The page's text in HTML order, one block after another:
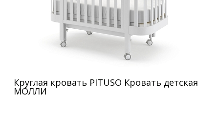
Круглая кровать PITUSO Кровать детская
МОЛЛИ